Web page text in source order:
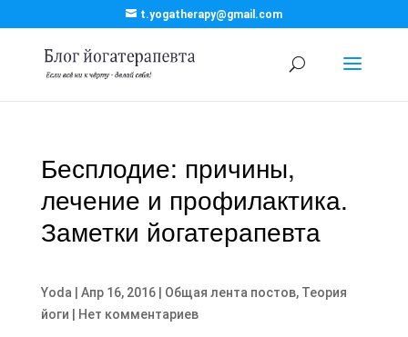
t.yogatherapy@gmail.com
Бесплодие: причины,
лечение и профилактика.
Заметки йогатерапевта
Yoda Апр 16, 2016| Общая лента постов, Теория
йоги
Нет комментариев